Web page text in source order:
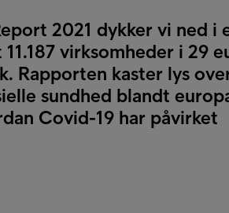
2021 dykker vi ned i
virksomheder i 29
Rapporten kaster lys
sundhed blandt
Covid-19 har påvirket